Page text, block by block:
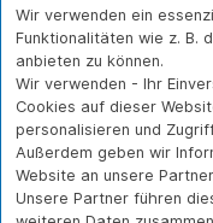
Entscheider
Für IT-Leiter
Für Privatkunden
Erfolgsgeschichte
n
Branchen
Über CAB
Wir verwenden ein
Funktionalitäten wie z. B.
anbieten zu können.
Wir verwenden - Ihr
Cookies auf dieser
personalisieren und
Außerdem geben wir
Website an unsere
Unsere Partner führen